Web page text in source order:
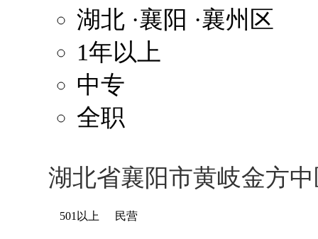
湖北 ·襄阳 ·襄州区
1年以上
中专
全职
湖北省襄阳市黄岐金方
501以上 民营